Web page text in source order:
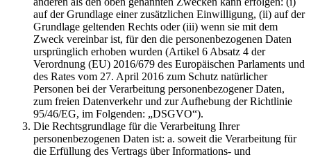
auf der Grundlage einer zusätzlichen Einwilligung, (ii) auf der
Grundlage geltenden Rechts oder (iii) wenn sie mit dem
Zweck vereinbar ist, für den die personenbezogenen Daten
ursprünglich erhoben wurden (Artikel 6 Absatz 4 der
Verordnung (EU) 2016/679 des Europäischen Parlaments und
des Rates vom 27. April 2016 zum Schutz natürlicher
Personen bei der Verarbeitung personenbezogener Daten,
zum freien Datenverkehr und zur Aufhebung der Richtlinie
95/46/EG, im Folgenden: „DSGVO“).
Die Rechtsgrundlage für die Verarbeitung Ihrer
personenbezogenen Daten ist: a. soweit die Verarbeitung für
die Erfüllung des Vertrags über Informations- und